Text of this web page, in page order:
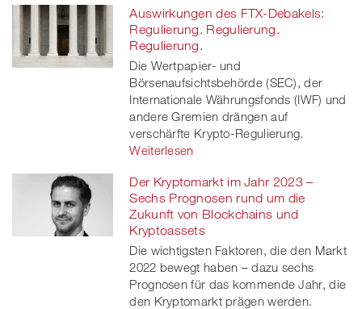
Auswirkungen des FTX-Debakels:
Regulierung. Regulierung.
Regulierung.
Die Wertpapier- und
Börsenaufsichtsbehörde (SEC), der
Internationale Währungsfonds (IWF) und
andere Gremien drängen auf
verschärfte Krypto-Regulierung.
Weiterlesen
Der Kryptomarkt im Jahr 2023 –
Sechs Prognosen rund um die
Zukunft von Blockchains und
Kryptoassets
Die wichtigsten Faktoren, die den Markt
2022 bewegt haben – dazu sechs
Prognosen für das kommende Jahr, die
den Kryptomarkt prägen werden.